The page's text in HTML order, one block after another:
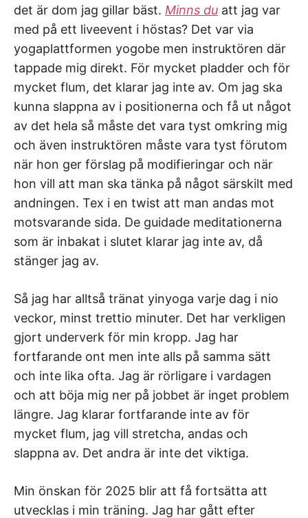
det är dom jag gillar bäst. Minns du att jag var
med på ett liveevent i höstas? Det var via
yogaplattformen yogobe men instruktören där
tappade mig direkt. För mycket pladder och för
mycket flum, det klarar jag inte av. Om jag ska
kunna slappna av i positionerna och få ut något
av det hela så måste det vara tyst omkring mig
och även instruktören måste vara tyst förutom
när hon ger förslag på modifieringar och när
hon vill att man ska tänka på något särskilt med
andningen. Tex i en twist att man andas mot
motsvarande sida. De guidade meditationerna
som är inbakat i slutet klarar jag inte av, då
stänger jag av.
Så jag har alltså tränat yinyoga varje dag i nio
veckor, minst trettio minuter. Det har verkligen
gjort underverk för min kropp. Jag har
fortfarande ont men inte alls på samma sätt
och inte lika ofta. Jag är rörligare i vardagen
och att böja mig ner på jobbet är inget problem
längre. Jag klarar fortfarande inte av för
mycket flum, jag vill stretcha, andas och
slappna av. Det andra är inte det viktiga.
Min önskan för 2025 blir att få fortsätta att
utvecklas i min träning. Jag har gått efter